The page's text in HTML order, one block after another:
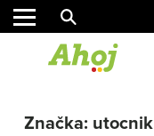
Značka: utocnik